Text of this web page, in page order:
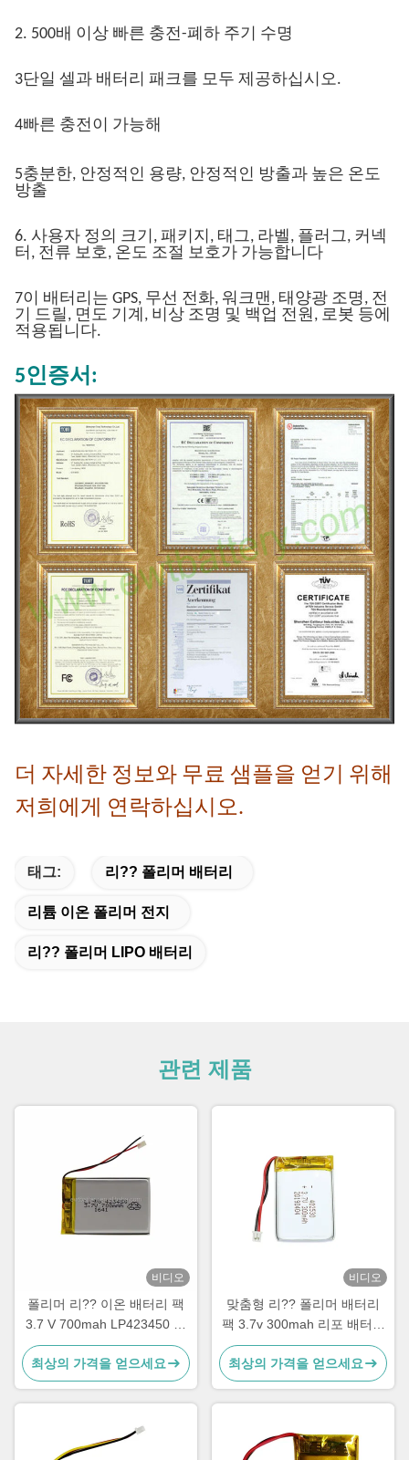
2. 500배 이상 빠른 충전-폐하 주기 수명
3단일 셀과 배터리 패크를 모두 제공하십시오.
4빠른 충전이 가능해
5충분한, 안정적인 용량, 안정적인 방출과 높은 온도
방출
6. 사용자 정의 크기, 패키지, 태그, 라벨, 플러그, 커넥
터, 전류 보호, 온도 조절 보호가 가능합니다
7이 배터리는 GPS, 무선 전화, 워크맨, 태양광 조명, 전
기 드릴, 면도 기계, 비상 조명 및 백업 전원, 로봇 등에
적용됩니다.
5인증서:
더 자세한 정보와 무료 샘플을 얻기 위해
저희에게 연락하십시오.
태그: 리?? 폴리머 배터리
리튬 이온 폴리머 전지
리?? 폴리머 LIPO 배터리
관련 제품
비디오
폴리머 리?? 이온 배터리 팩
3.7 V 700mah LP423450 배
터리
최상의 가격을 얻으세요
비디오
맞춤형 리?? 폴리머 배터리
팩 3.7v 300mah 리포 배터리
402530
최상의 가격을 얻으세요